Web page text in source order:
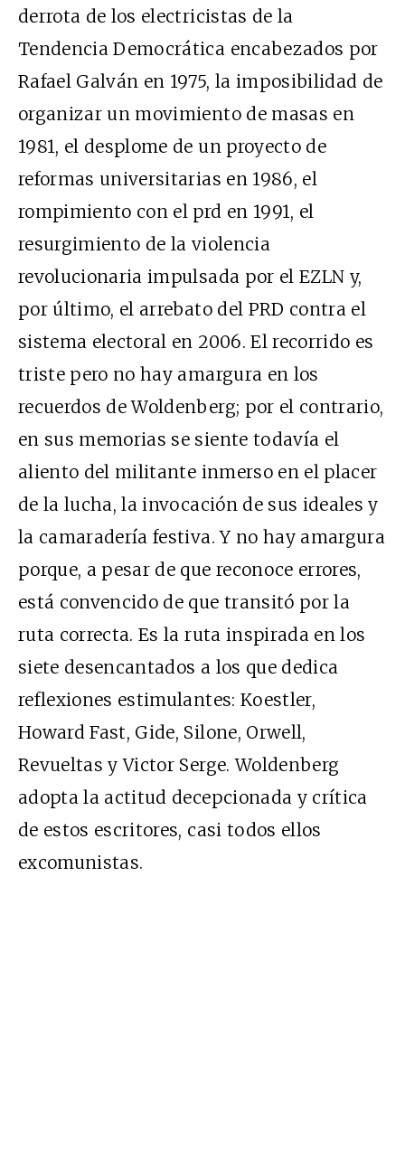
derrota de los electricistas de la
Tendencia Democrática encabezados por
Rafael Galván en 1975, la imposibilidad de
organizar un movimiento de masas en
1981, el desplome de un proyecto de
reformas universitarias en 1986, el
rompimiento con el prd en 1991, el
resurgimiento de la violencia
revolucionaria impulsada por el EZLN y,
por último, el arrebato del PRD contra el
sistema electoral en 2006. El recorrido es
triste pero no hay amargura en los
recuerdos de Woldenberg; por el contrario,
en sus memorias se siente todavía el
aliento del militante inmerso en el placer
de la lucha, la invocación de sus ideales y
la camaradería festiva. Y no hay amargura
porque, a pesar de que reconoce errores,
está convencido de que transitó por la
ruta correcta. Es la ruta inspirada en los
siete desencantados a los que dedica
reflexiones estimulantes: Koestler,
Howard Fast, Gide, Silone, Orwell,
Revueltas y Victor Serge. Woldenberg
adopta la actitud decepcionada y crítica
de estos escritores, casi todos ellos
excomunistas.